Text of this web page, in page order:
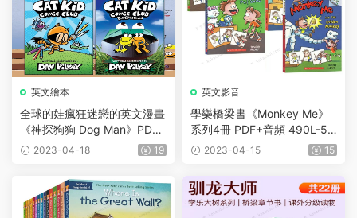
英文繪本
全球的娃瘋狂迷戀的英文漫畫
《神探狗狗 Dog Man》PDF
+音頻 及作者新作 累計銷量
2023-04-18 19
英文影音
學樂橋梁書《Monkey Me》
系列4冊 PDF+音頻 490L-51
0L 2023-04-15 15